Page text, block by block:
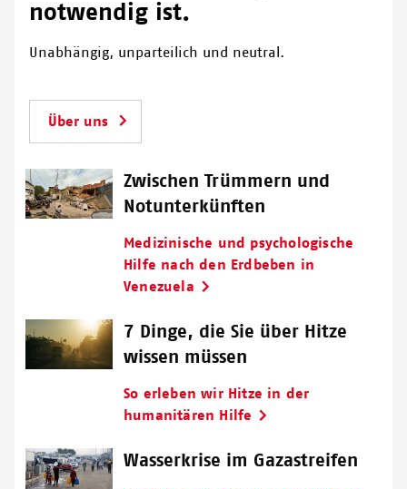
notwendig ist.
Unabhängig, unparteilich und neutral.
Über uns
Zwischen Trümmern und
Notunterkünften
Medizinische und psychologische
Hilfe nach den Erdbeben in
Venezuela
7 Dinge, die Sie über Hitze
wissen müssen
So erleben wir Hitze in der
humanitären Hilfe
Wasserkrise im Gazastreifen